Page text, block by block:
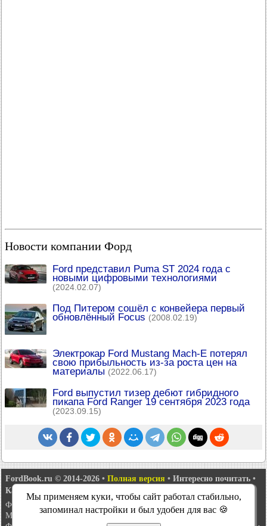
Новости компании Форд
Ford представил Puma ST 2024 года с
новыми цифровыми технологиями
(2024.02.07)
Под Питером сошёл с конвейера первый
обновлённый Focus (2008.02.19)
Электрокар Ford Mustang Mach-E потерял
свою прибыльность из-за роста цен на
материалы (2022.06.17)
Ford выпустил тизер дебют гибридного
пикапа Ford Ranger 19 сентября 2023 года
(2023.09.15)
FordBook.ru © 2014-2026 • Полная версия • Интересно почитать •
Карта сайта
Фокус 1
Фокус 2 • Мондео 1 Мондео 1 и 2
Мондео 2•Мондео 3•Мондео 4•Эскорт 3• Эскорт 4 •Эскорт 5
Мы применяем куки, чтобы сайт работал стабильно,
запоминал настройки и был удобен для вас 🍪